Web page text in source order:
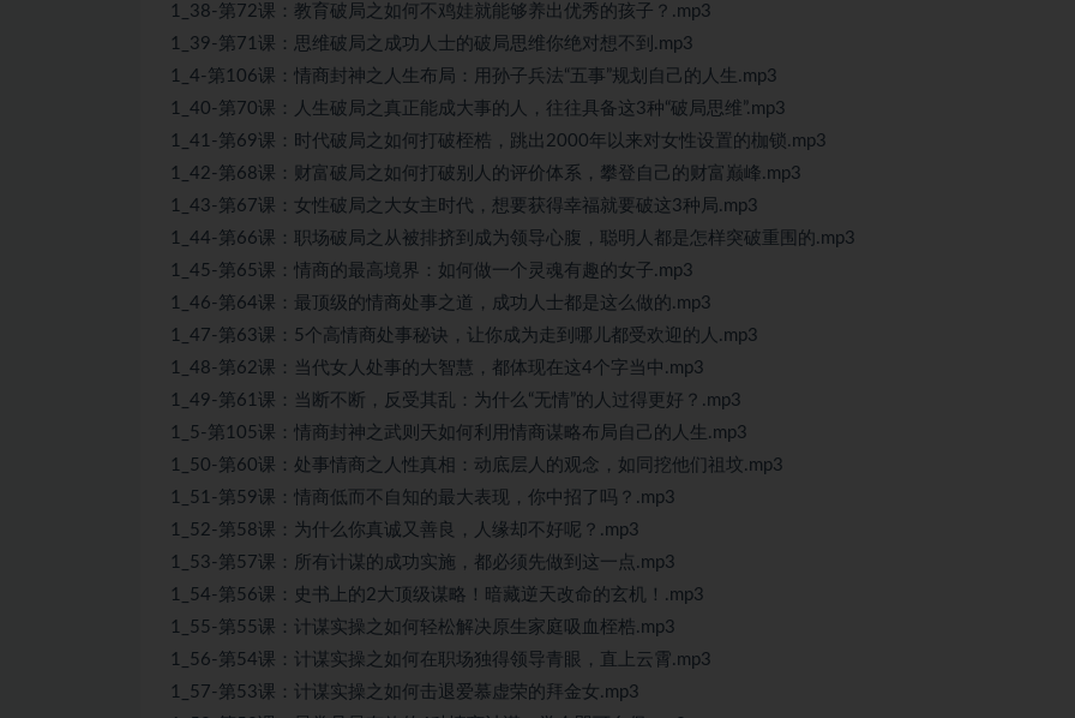
1_38-第72课：教育破局之如何不鸡娃就能够养出优秀的孩子？.mp3
1_39-第71课：思维破局之成功人士的破局思维你绝对想不到.mp3
1_4-第106课：情商封神之人生布局：用孙子兵法“五事”规划自己的人生.mp3
1_40-第70课：人生破局之真正能成大事的人，往往具备这3种“破局思维”.mp3
1_41-第69课：时代破局之如何打破桎梏，跳出2000年以来对女性设置的枷锁.mp3
1_42-第68课：财富破局之如何打破别人的评价体系，攀登自己的财富巅峰.mp3
1_43-第67课：女性破局之大女主时代，想要获得幸福就要破这3种局.mp3
1_44-第66课：职场破局之从被排挤到成为领导心腹，聪明人都是怎样突破重围的.mp3
1_45-第65课：情商的最高境界：如何做一个灵魂有趣的女子.mp3
1_46-第64课：最顶级的情商处事之道，成功人士都是这么做的.mp3
1_47-第63课：5个高情商处事秘诀，让你成为走到哪儿都受欢迎的人.mp3
1_48-第62课：当代女人处事的大智慧，都体现在这4个字当中.mp3
1_49-第61课：当断不断，反受其乱：为什么“无情”的人过得更好？.mp3
1_5-第105课：情商封神之武则天如何利用情商谋略布局自己的人生.mp3
1_50-第60课：处事情商之人性真相：动底层人的观念，如同挖他们祖坟.mp3
1_51-第59课：情商低而不自知的最大表现，你中招了吗？.mp3
1_52-第58课：为什么你真诚又善良，人缘却不好呢？.mp3
1_53-第57课：所有计谋的成功实施，都必须先做到这一点.mp3
1_54-第56课：史书上的2大顶级谋略！暗藏逆天改命的玄机！.mp3
1_55-第55课：计谋实操之如何轻松解决原生家庭吸血桎梏.mp3
1_56-第54课：计谋实操之如何在职场独得领导青眼，直上云霄.mp3
1_57-第53课：计谋实操之如何击退爱慕虚荣的拜金女.mp3